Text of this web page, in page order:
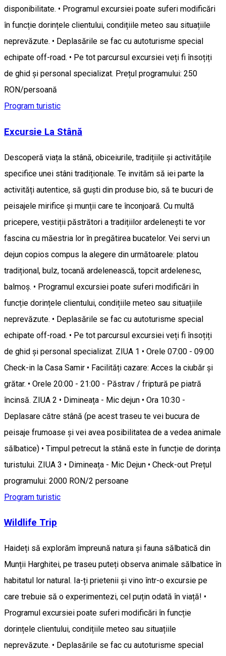
disponibilitate. • Programul excursiei poate suferi modificări
în funcție dorințele clientului, condițiile meteo sau situațiile
neprevăzute. • Deplasările se fac cu autoturisme special
echipate off-road. • Pe tot parcursul excursiei veți fi însoțiți
de ghid și personal specializat. Prețul programului: 250
RON/persoană
Program turistic
Excursie La Stână
Descoperă viața la stână, obiceiurile, tradițiile și activitățile
specifice unei stâni tradiționale. Te invităm să iei parte la
activități autentice, să guști din produse bio, să te bucuri de
peisajele mirifice și munții care te înconjoară. Cu multă
pricepere, vestiții păstrători a tradițiilor ardelenești te vor
fascina cu măestria lor în pregătirea bucatelor. Vei servi un
dejun copios compus la alegere din următoarele: platou
tradițional, bulz, tocană ardelenească, topcit ardelenesc,
balmoș. • Programul excursiei poate suferi modificări în
funcție dorințele clientului, condițiile meteo sau situațiile
neprevăzute. • Deplasările se fac cu autoturisme special
echipate off-road. • Pe tot parcursul excursiei veți fi însoțiți
de ghid și personal specializat. ZIUA 1 • Orele 07:00 - 09:00
Check-in la Casa Samir • Facilități cazare: Acces la ciubăr și
grătar. • Orele 20:00 - 21:00 - Păstrav / friptură pe piatră
încinsă. ZIUA 2 • Dimineața - Mic dejun • Ora 10:30 -
Deplasare către stână (pe acest traseu te vei bucura de
peisaje frumoase și vei avea posibilitatea de a vedea animale
sălbatice) • Timpul petrecut la stână este în funcție de dorința
turistului. ZIUA 3 • Dimineața - Mic Dejun • Check-out Prețul
programului: 2000 RON/2 persoane
Program turistic
Wildlife Trip
Haideți să explorăm împreună natura și fauna sălbatică din
Munții Harghitei, pe traseu puteți observa animale sălbatice în
habitatul lor natural. Ia-ți prietenii și vino într-o excursie pe
care trebuie să o experimentezi, cel puțin odată în viață! •
Programul excursiei poate suferi modificări în funcție
dorințele clientului, condițiile meteo sau situațiile
neprevăzute. • Deplasările se fac cu autoturisme special